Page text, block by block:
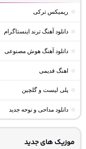
ریمیکس ترکی
دانلود آهنگ ترند اینستاگرام
دانلود آهنگ هوش مصنوعی
اهنگ قدیمی
پلی لیست و گلچین
دانلود مداحی و نوحه جدید
موزیک های جدید